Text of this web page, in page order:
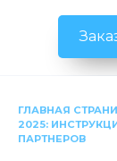
ГЛАВНАЯ
2025:
ПАРТНЕРОВ